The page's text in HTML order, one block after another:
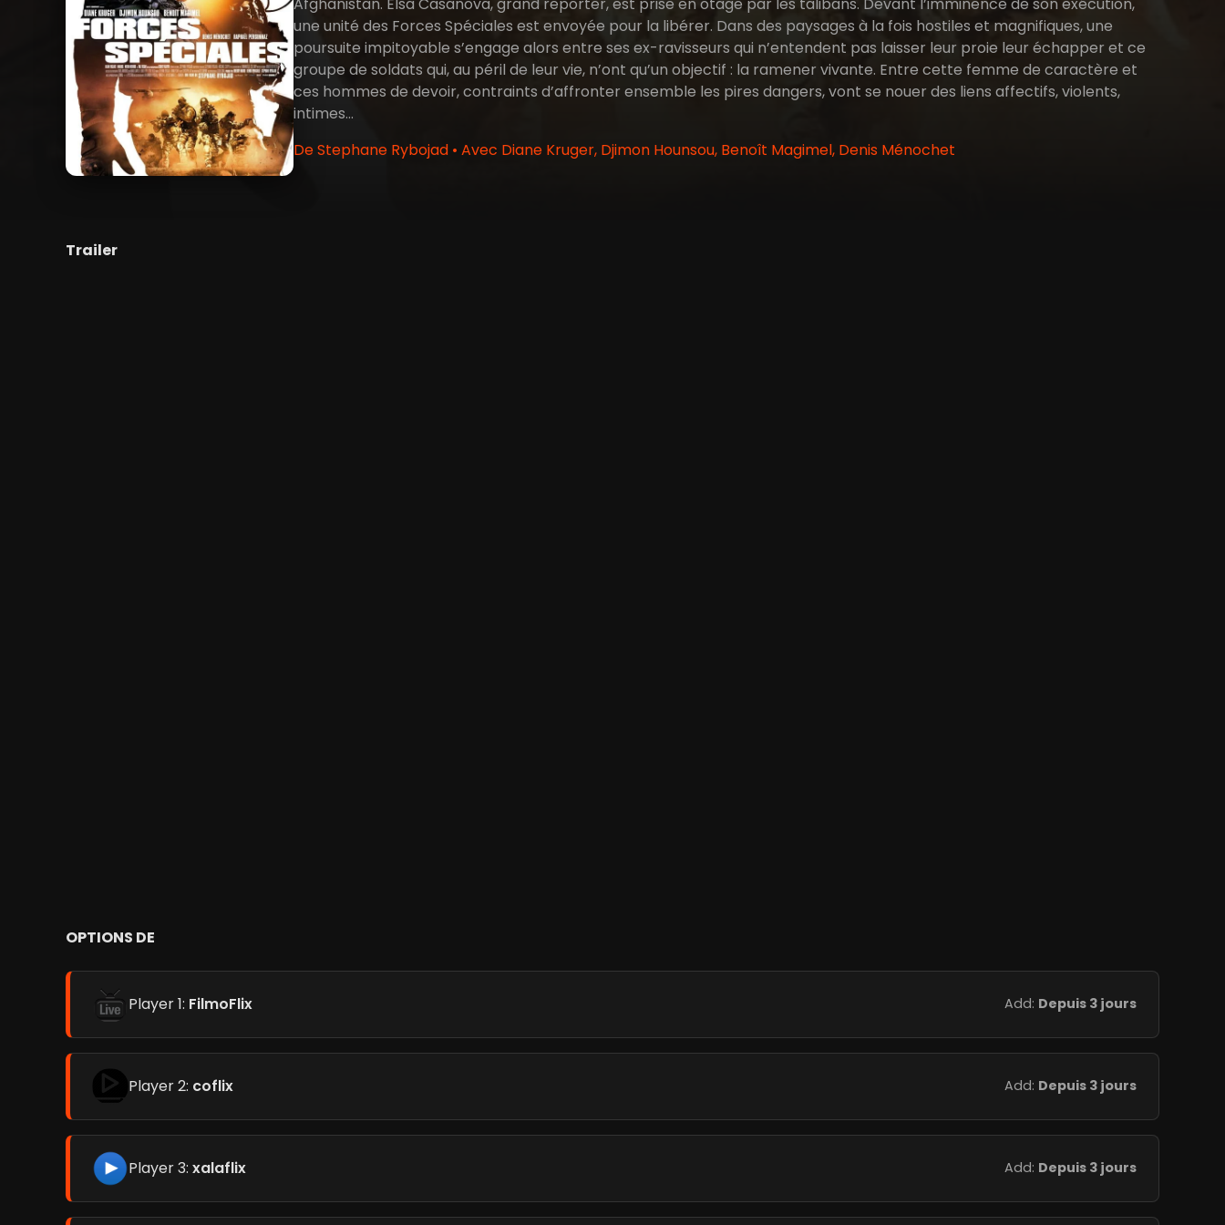
une unité des Forces Spéciales est envoyée pour la libérer. Dans des paysages à la fois hostiles et magnifiques, une
poursuite impitoyable s’engage alors entre ses ex-ravisseurs qui n’entendent pas laisser leur proie leur échapper et ce
groupe de soldats qui, au péril de leur vie, n’ont qu’un objectif : la ramener vivante. Entre cette femme de caractère et
ces hommes de devoir, contraints d’affronter ensemble les pires dangers, vont se nouer des liens affectifs, violents,
intimes…
De Stephane Rybojad • Avec Diane Kruger, Djimon Hounsou, Benoît Magimel, Denis Ménochet
Trailer
OPTIONS DE
Player 1: FilmoFlix Add: Depuis 3 jours
Player 2: coflix Add: Depuis 3 jours
Player 3: xalaflix Add: Depuis 3 jours